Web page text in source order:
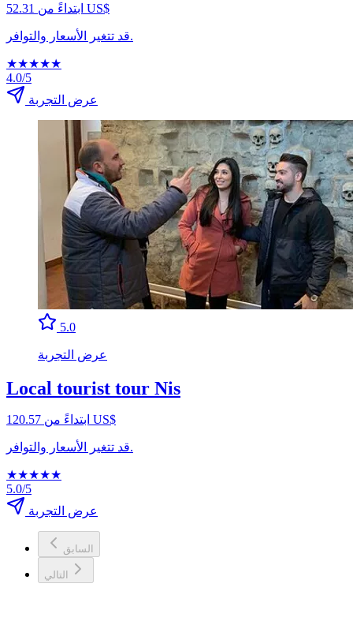
ابتداءً من ‏52.31 US$
قد تتغير الأسعار والتوافر.
★★★★★
4.0/5
عرض التجربة
5.0
عرض التجربة
Local tourist tour Nis
ابتداءً من ‏120.57 US$
قد تتغير الأسعار والتوافر.
★★★★★
5.0/5
عرض التجربة
السابق
التالي